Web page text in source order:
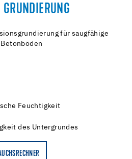
GRUNDIERUNG
für saugfähige
Feuchtigkeit
des Untergrundes